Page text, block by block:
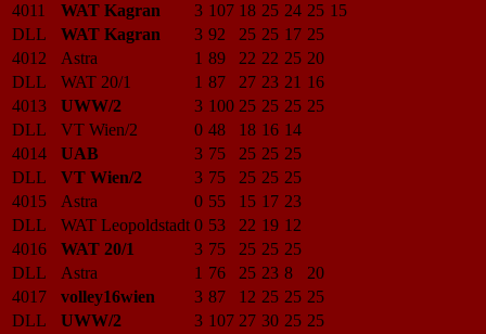
4011
WAT Kagran 3 107 18 25 24 25 15
DLL
WAT Kagran 3 92 25 25 17 25
4012
Astra 1 89 22 22 25 20
DLL
WAT 20/1 1 87 27 23 21 16
4013
UWW/2 3 100 25 25 25 25
DLL
VT Wien/2 0 48 18 16 14
4014
UAB 3 75 25 25 25
DLL
VT Wien/2 3 75 25 25 25
4015
Astra 0 55 15 17 23
DLL
WAT Leopoldstadt 0 53 22 19 12
4016
WAT 20/1 3 75 25 25 25
DLL
Astra 1 76 25 23 8
20
4017
volley16wien 3 87 12 25 25 25
DLL
UWW/2 3 107 27 30 25 25